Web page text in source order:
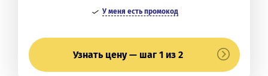
У меня есть промокод
Узнать цену — шаг 1 из 2